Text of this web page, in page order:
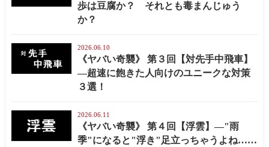
歩は豆腐か？ それとも毒まんじゅう
か？
2026.06.10
《ヤバい奇襲》 第３回【対先手中飛車】
—超速に飽きた人向けのユニークな対策
３選！
2026.06.11
《ヤバい奇襲》 第４回【浮雲】—"雨
季"になると"浮き"足立っちゃうよね……